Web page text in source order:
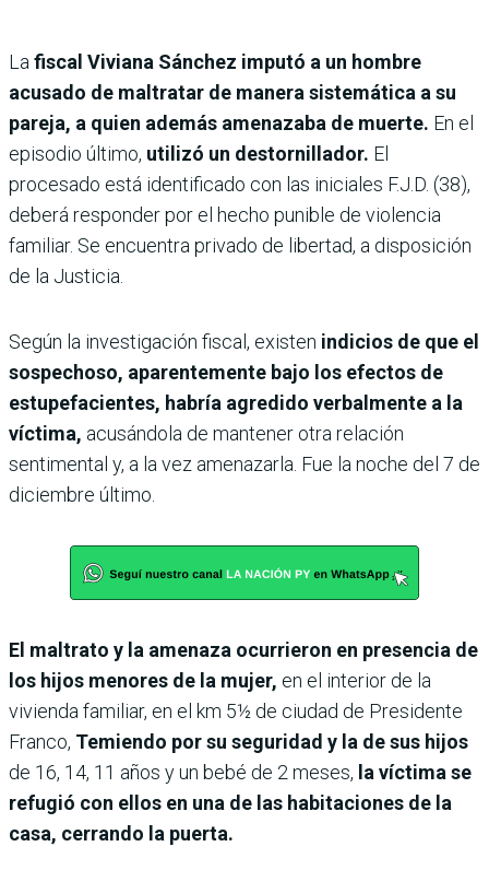
La fiscal Viviana Sánchez imputó a un hombre
acusado de maltratar de manera sistemática a su
pareja, a quien además amenazaba de muerte. En el
episodio último, utilizó un destornillador. El
procesado está identificado con las iniciales F.J.D. (38),
deberá responder por el hecho punible de violencia
familiar. Se encuentra privado de libertad, a disposición
de la Justicia.
Según la investigación fiscal, existen indicios de que el
sospechoso, aparentemente bajo los efectos de
estupefacientes, habría agredido verbalmente a la
víctima, acusándola de mantener otra relación
sentimental y, a la vez amenazarla. Fue la noche del 7 de
diciembre último.
El maltrato y la amenaza ocurrieron en presencia de
los hijos menores de la mujer, en el interior de la
vivienda familiar, en el km 5½ de ciudad de Presidente
Franco, Temiendo por su seguridad y la de sus hijos
de 16, 14, 11 años y un bebé de 2 meses, la víctima se
refugió con ellos en una de las habitaciones de la
casa, cerrando la puerta.